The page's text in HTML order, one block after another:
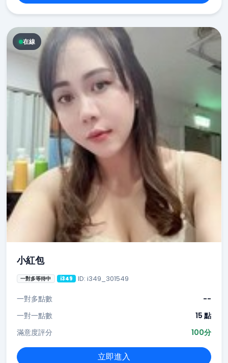
在線
小紅包
一對多等待中 i349 ID: i349_301549
一對多點數
--
一對一點數
15 點
滿意度評分
100分
立即進入